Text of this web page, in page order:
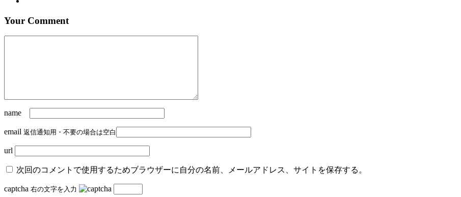
Your Comment
name
email 返信通知用・不要の場合は空白
url
次回のコメントで使用するためブラウザーに自分の名前、メールアドレス、サイトを保存する。
captcha 右の文字を入力